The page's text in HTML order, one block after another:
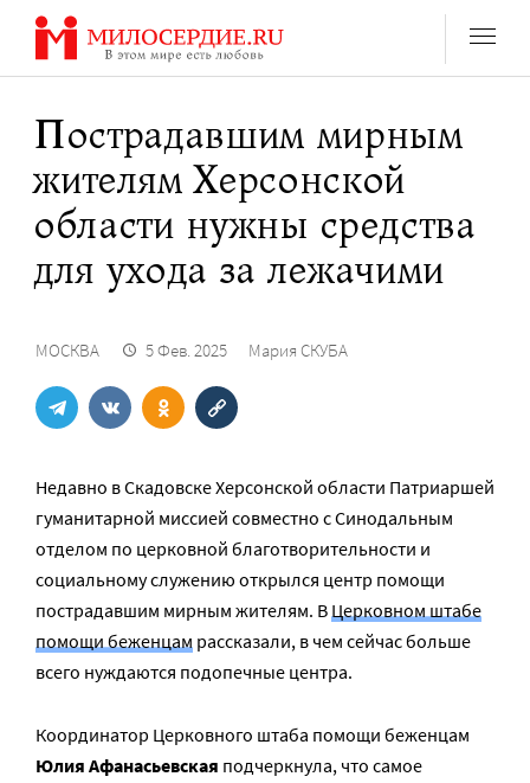
Перейти
содержанию
Пострадавшим мирным
жителям Херсонской
области нужны средства
для ухода за лежачими
МОСКВА 5 Фев. 2025 Мария СКУБА
Недавно в Скадовске Херсонской области Патриаршей
гуманитарной миссией совместно с Синодальным
отделом по церковной благотворительности и
социальному служению открылся центр помощи
пострадавшим мирным жителям. ВЦерковном штабе
помощи беженцам рассказали, в чем сейчас больше
всего нуждаются подопечные центра.
Координатор Церковного штаба помощи беженцам
Юлия Афанасьевская подчеркнула, что самое